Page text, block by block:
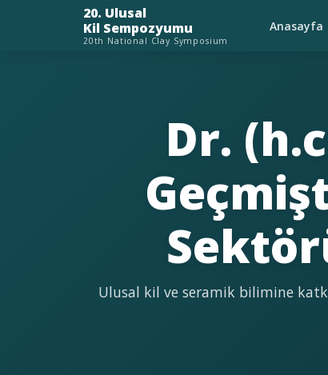
20. Ulusal
Kil Sempozyumu
20th National Clay Symposium
Anasayfa
Dr.
Ulusal kil ve seramik bilimine